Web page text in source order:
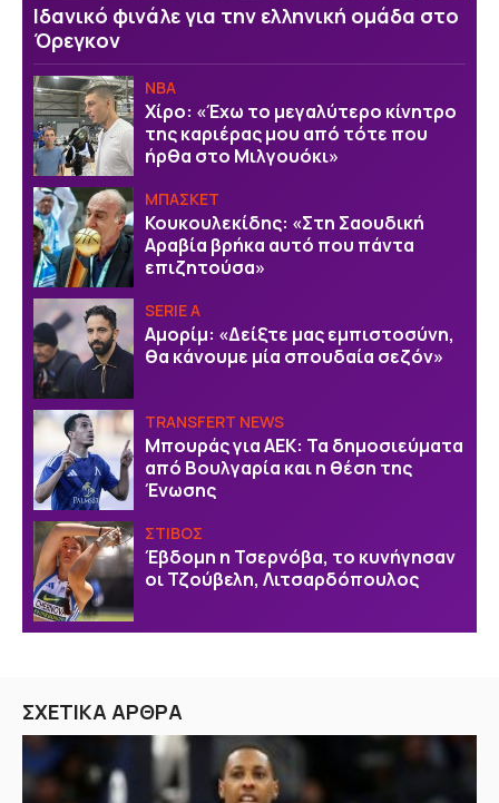
Ιδανικό φινάλε για την ελληνική ομάδα στο
Όρεγκον
NBA
Χίρο: «Έχω το μεγαλύτερο κίνητρο
της καριέρας μου από τότε που
ήρθα στο Μιλγουόκι»
ΜΠΑΣΚΕΤ
Κουκουλεκίδης: «Στη Σαουδική
Αραβία βρήκα αυτό που πάντα
επιζητούσα»
SERIE A
Αμορίμ: «Δείξτε μας εμπιστοσύνη,
θα κάνουμε μία σπουδαία σεζόν»
TRANSFERT NEWS
Μπουράς για ΑΕΚ: Τα δημοσιεύματα
από Βουλγαρία και η θέση της
Ένωσης
ΣΤΙΒΟΣ
Έβδομη η Τσερνόβα, το κυνήγησαν
οι Τζούβελη, Λιτσαρδόπουλος
ΣΧΕΤΙΚΑ ΑΡΘΡΑ